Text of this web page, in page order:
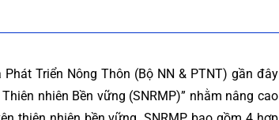
Triển Nông Thôn (Bộ NN & PTNT) gần đây
nhiên Bền vững (SNRMP)” nhằm nâng cao